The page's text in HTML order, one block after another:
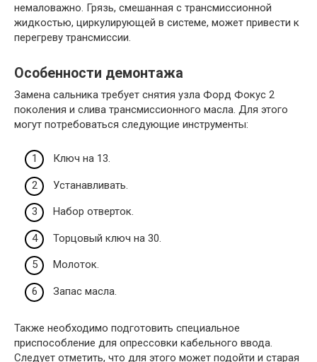
немаловажно. Грязь, смешанная с трансмиссионной
жидкостью, циркулирующей в системе, может привести к
перегреву трансмиссии.
Особенности демонтажа
Замена сальника требует снятия узла Форд Фокус 2
поколения и слива трансмиссионного масла. Для этого
могут потребоваться следующие инструменты:
Ключ на 13.
Устанавливать.
Набор отверток.
Торцовый ключ на 30.
Молоток.
Запас масла.
Также необходимо подготовить специальное
приспособление для опрессовки кабельного ввода.
Следует отметить, что для этого может подойти и старая